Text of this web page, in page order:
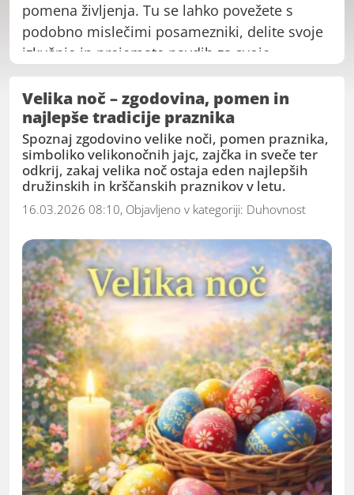
pomena življenja. Tu se lahko povežete s
podobno mislečimi posamezniki, delite svoje
izkušnje in prejemate navdih za svoje
duhovno potovanje. Ne glede na to, ali ste
začetnik ali izkušen raziskovalec duhovnosti,
vas vabimo, da se nam pridružite in
soustvarjate pozitivno, duhovno okolje
Velika noč – zgodovina, pomen in
najlepše tradicije praznika
Spoznaj zgodovino velike noči, pomen praznika,
simboliko velikonočnih jajc, zajčka in sveče ter
odkrij, zakaj velika noč ostaja eden najlepših
družinskih in krščanskih praznikov v letu.
16.03.2026 08:10, Objavljeno v kategoriji: Duhovnost